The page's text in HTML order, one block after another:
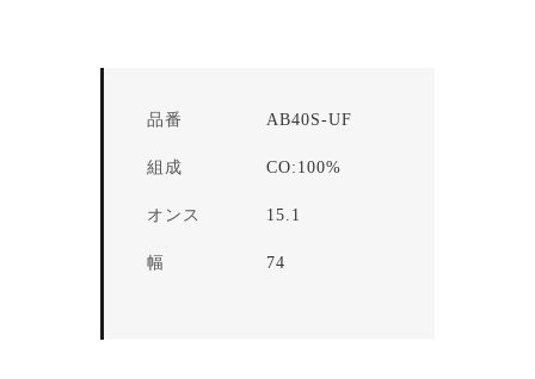
品番 AB40S-UF
組成 CO:100%
オンス 15.1
幅 74